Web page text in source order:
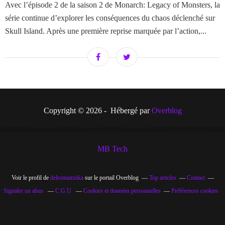
Avec l’épisode 2 de la saison 2 de Monarch: Legacy of Monsters, la
série continue d’explorer les conséquences du chaos déclenché sur
Skull Island. Après une première reprise marquée par l’action,...
Copyright © 2026 - Hébergé parOverblog
MB Tech
Voir le profil de delromainzikasur le portail Overblog Top articles
Contact
Signaler un abus
C.G.U. Cookies et données personnelles Préférences cookies